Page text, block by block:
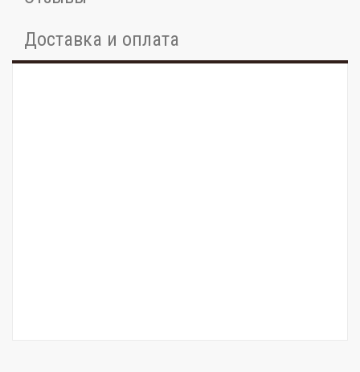
Доставка и оплата